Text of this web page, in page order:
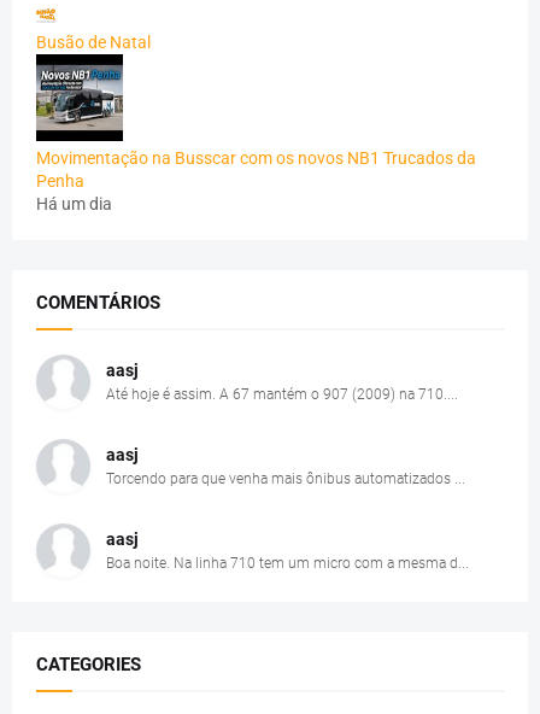
Busão de Natal
Movimentação na Busscar com os novos NB1 Trucados da
Penha
Há um dia
COMENTÁRIOS
aasj
Até hoje é assim. A 67 mantém o 907 (2009) na 710....
aasj
Torcendo para que venha mais ônibus automatizados ...
aasj
Boa noite. Na linha 710 tem um micro com a mesma d...
CATEGORIES